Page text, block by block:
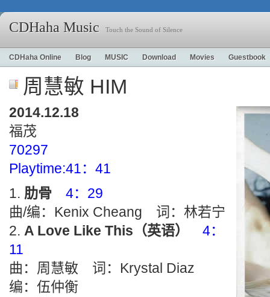
CDHaha Music Touch the Sound of Silence
CDHaha Online Blog MUSIC Download Movies Guestbook
周慧敏 HIM
2014.12.18
福茂
70297
Playtime:41：41
肋骨
4：29
曲/编：Kenix Cheang 词：林若宁
A Love Like This（英语）
4：
11
曲：周慧敏 词：Krystal Diaz
编：伍仲衡